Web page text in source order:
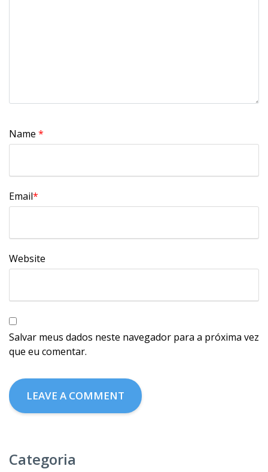
Name *
Email*
Website
Salvar meus dados neste navegador para a próxima vez
que eu comentar.
Categoria